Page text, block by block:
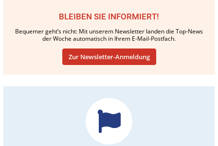
BLEIBEN SIE INFORMIERT!
Bequemer geht’s nicht: Mit unserem Newsletter landen die Top-News
der Woche automatisch in Ihrem E-Mail-Postfach.
Zur Newsletter-Anmeldung